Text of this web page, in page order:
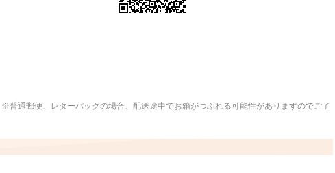
※普通郵便、レターパックの場合、配送途中でお箱がつぶれる可能性がありますのでご了